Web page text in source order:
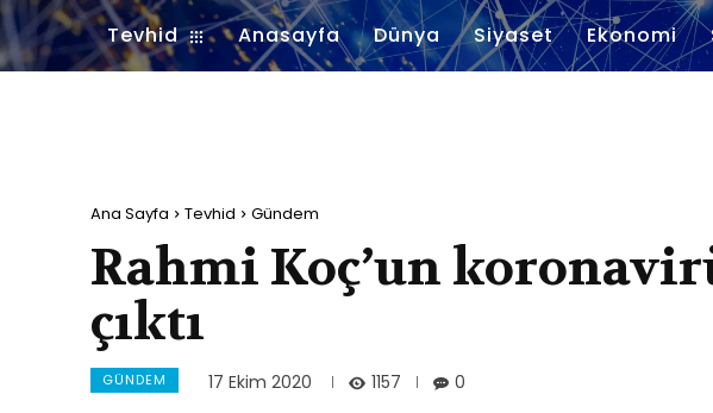
Tevhid Anasayfa Dünya Siyaset Ekonomi
Ana Sayfa Tevhid Gündem
Rahmi Koç’un
çıktı
GÜNDEM 17 Ekim 2020 1157 0